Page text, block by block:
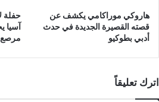
هاروكي موراكامي يكشف عن
قصته القصيرة الجديدة في حدث
أدبي بطوكيو
حفلة
آسيا
مرصع
اترك تعليقاً